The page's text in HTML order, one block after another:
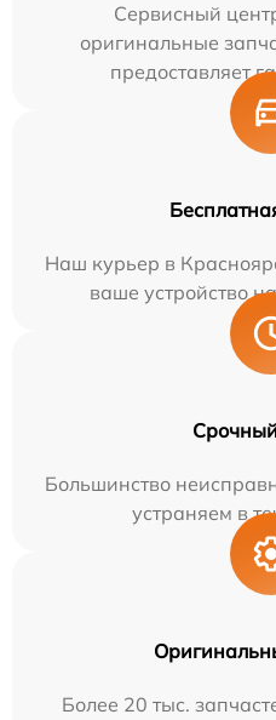
Сервисный
оригинальные
предоставляет
Наш курьер в
ваше устройство
Большинство
устраняем в
Более 20 тыс.